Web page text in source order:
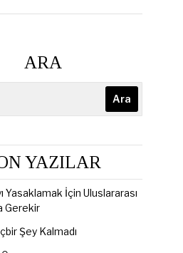
ARA
Ara
YAZILAR
Yasaklamak İçin Uluslararası
Gerekir
Şey Kalmadı